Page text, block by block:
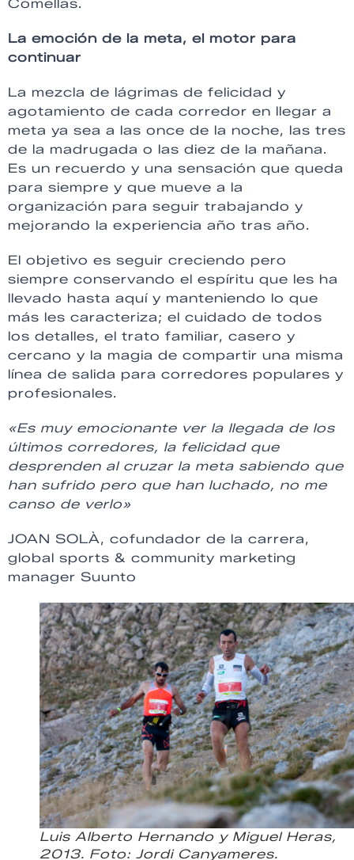
Comellas.
La emoción de la meta, el motor para
continuar
La mezcla de lágrimas de felicidad y
agotamiento de cada corredor en llegar a
meta ya sea a las once de la noche, las tres
de la madrugada o las diez de la mañana.
Es un recuerdo y una sensación que queda
para siempre y que mueve a la
organización para seguir trabajando y
mejorando la experiencia año tras año.
El objetivo es seguir creciendo pero
siempre conservando el espíritu que les ha
llevado hasta aquí y manteniendo lo que
más les caracteriza; el cuidado de todos
los detalles, el trato familiar, casero y
cercano y la magia de compartir una misma
línea de salida para corredores populares y
profesionales.
«Es muy emocionante ver la llegada de los
últimos corredores, la felicidad que
desprenden al cruzar la meta sabiendo que
han sufrido pero que han luchado, no me
canso de verlo»
JOAN SOLÀ, cofundador de la carrera,
global sports & community marketing
manager Suunto
Luis Alberto Hernando y Miguel Heras,
2013. Foto: Jordi Canyameres.